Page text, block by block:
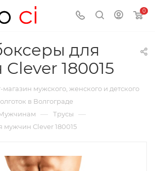
0
для
180015
мужского, женского и детского
в Волгограде
— Трусы —
мужчин Clever 180015